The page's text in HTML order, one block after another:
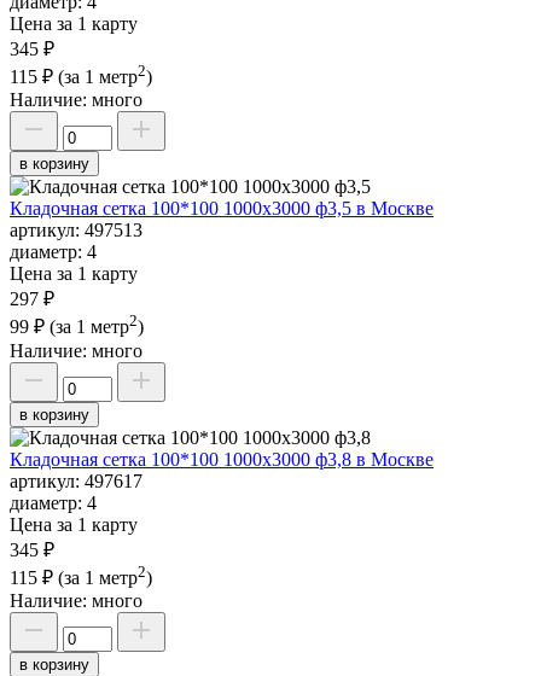
Цена за 1 карту
345 ₽
115 ₽ (за 1 метр2)
Наличие: много
в корзину
Кладочная сетка 100*100 1000х3000 ф3,5 в Москве
артикул: 497513
диаметр: 4
Цена за 1 карту
297 ₽
99 ₽ (за 1 метр2)
Наличие: много
в корзину
Кладочная сетка 100*100 1000х3000 ф3,8 в Москве
артикул: 497617
диаметр: 4
Цена за 1 карту
345 ₽
115 ₽ (за 1 метр2)
Наличие: много
в корзину